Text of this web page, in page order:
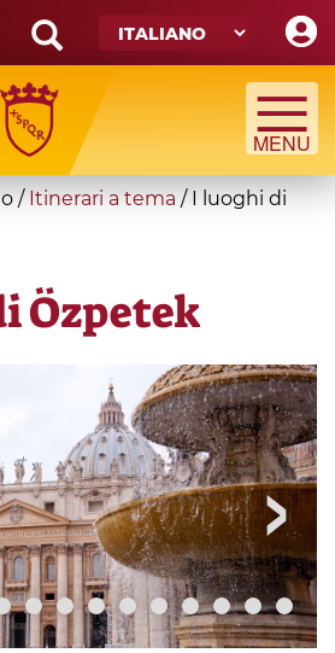
/ Itinerari a tema /
I luoghi di
Özpetek